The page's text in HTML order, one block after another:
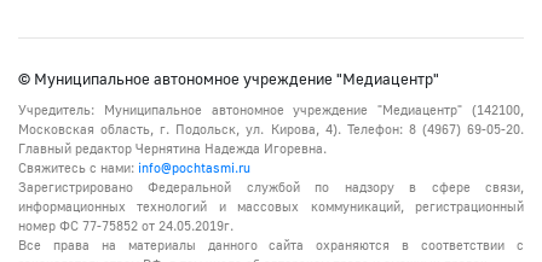
© Муниципальное автономное учреждение "Медиацентр"
Учредитель: Муниципальное автономное учреждение "Медиацентр" (142100,
Московская область, г. Подольск, ул. Кирова, 4). Телефон: 8 (4967) 69-05-20.
Главный редактор Чернятина Надежда Игоревна.
Свяжитесь с нами: info@pochtasmi.ru
Зарегистрировано Федеральной службой по надзору в сфере связи,
информационных технологий и массовых коммуникаций, регистрационный
номер ФС 77-75852 от 24.05.2019г.
Все права на материалы данного сайта охраняются в соответствии с